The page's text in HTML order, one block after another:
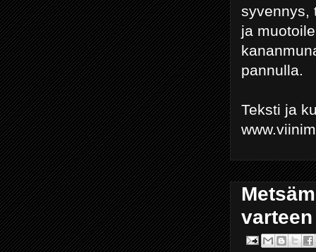
syvennys,
ja
pannulla.
Teksti ja
varteen